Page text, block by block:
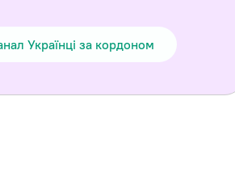
Українці за кордоном